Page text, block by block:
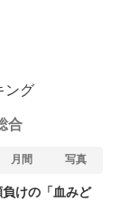
ング
合
月間 写真
負けの「血みど